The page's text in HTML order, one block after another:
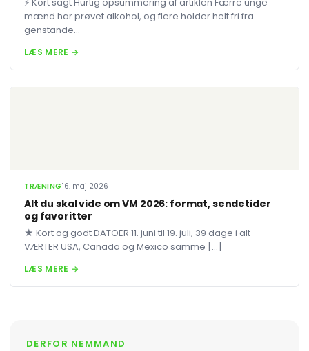
mænd har prøvet alkohol, og flere holder helt fri fra
genstande...
LÆS MERE →
TRÆNING16. maj 2026
Alt du skal vide om VM 2026: format, sendetider
og favoritter
★ Kort og godt DATOER 11. juni til 19. juli, 39 dage i alt
VÆRTER USA, Canada og Mexico samme […]
LÆS MERE →
DERFOR NEMMAND